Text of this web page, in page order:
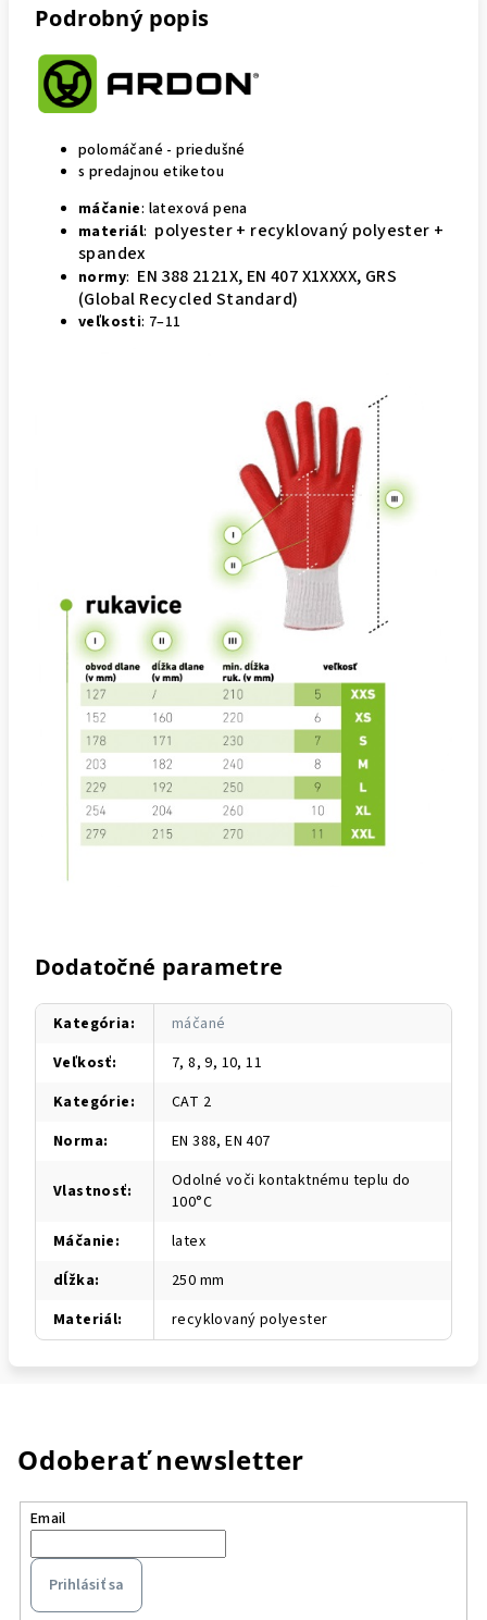
Podrobný popis
polomáčané - priedušné
s predajnou etiketou
máčanie: latexová pena
materiál: polyester + recyklovaný polyester +
spandex
normy: EN 388 2121X, EN 407 X1XXXX, GRS
(Global Recycled Standard)
veľkosti: 7–11
Dodatočné parametre
Kategória:
máčané
Veľkosť:
7, 8, 9, 10, 11
Kategórie:
CAT 2
Norma: EN 388, EN 407
Vlastnosť:
Odolné voči kontaktnému teplu do
100°C
Máčanie:
latex
dĺžka:
250 mm
Materiál: recyklovaný polyester
Odoberať newsletter
Email
Prihlásiť sa